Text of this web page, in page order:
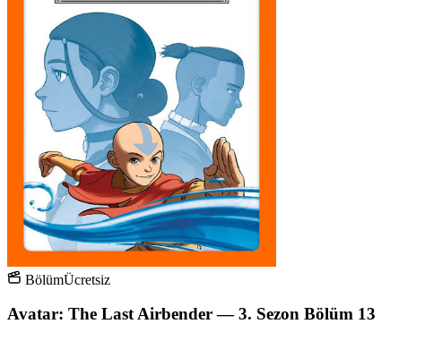
BölümÜcretsiz
Avatar: The Last Airbender — 3. Sezon Bölüm 13